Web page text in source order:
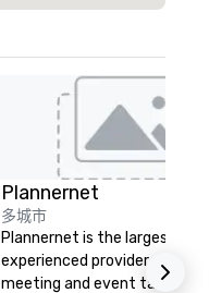
Plannernet
多城市
Plannernet is the largest,
experienced provider of
meeting and event talent.